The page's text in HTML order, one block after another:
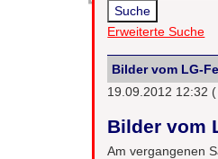
Erweiterte Suche
Bilder vom LG-
19.09.2012 12:32
Bilder vom
Am vergangenen